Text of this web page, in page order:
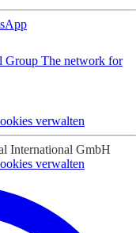
App
Group The network for
verwalten
International GmbH
verwalten